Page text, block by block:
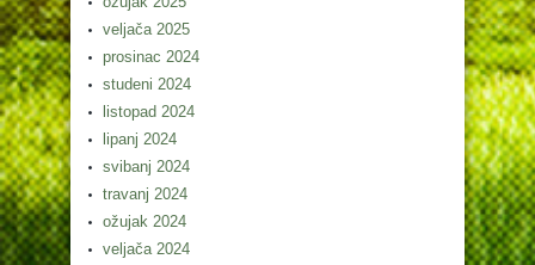
veljača 2025
prosinac 2024
studeni 2024
listopad 2024
lipanj 2024
svibanj 2024
travanj 2024
ožujak 2024
veljača 2024